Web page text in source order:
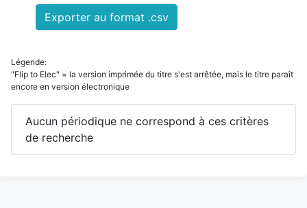
Exporter au format .csv
Légende:
"Flip to Elec" = la version imprimée du titre s'est arrêtée, mais le titre paraît
encore en version électronique
Aucun périodique ne correspond à ces critères
de recherche